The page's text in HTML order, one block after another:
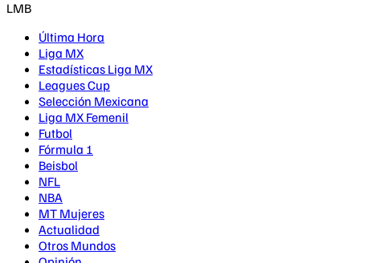
LMB
Última Hora
Liga MX
Estadísticas Liga MX
Leagues Cup
Selección Mexicana
Liga MX Femenil
Futbol
Fórmula 1
Beisbol
NFL
NBA
MT Mujeres
Actualidad
Otros Mundos